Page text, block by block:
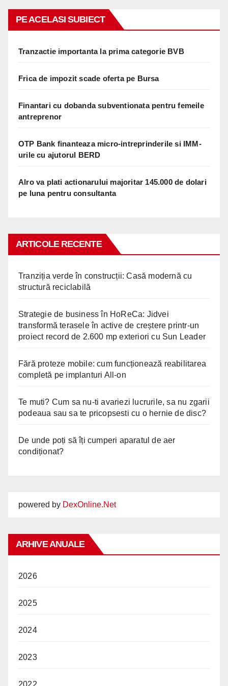
PE ACELASI SUBIECT
Tranzactie importanta la prima categorie BVB
Frica de impozit scade oferta pe Bursa
Finantari cu dobanda subventionata pentru femeile
antreprenor
OTP Bank finanteaza micro-intreprinderile si IMM-
urile cu ajutorul BERD
Alro va plati actionarului majoritar 145.000 de dolari
pe luna pentru consultanta
ARTICOLE RECENTE
Tranziția verde în construcții: Casă modernă cu
structură reciclabilă
Strategie de business în HoReCa: Jidvei
transformă terasele în active de creștere printr-un
proiect record de 2.600 mp exteriori cu Sun Leader
Fără proteze mobile: cum funcționează reabilitarea
completă pe implanturi All-on
Te muti? Cum sa nu-ti avariezi lucrurile, sa nu zgarii
podeaua sau sa te pricopsesti cu o hernie de disc?
De unde poți să îți cumperi aparatul de aer
condiționat?
powered by DexOnline.Net
ARHIVE ANUALE
2026
2025
2024
2023
2022